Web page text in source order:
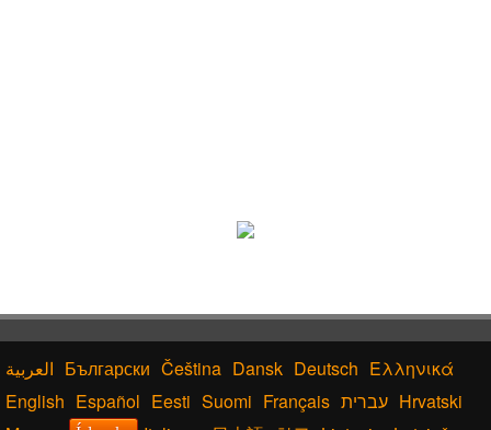
Български Čeština Dansk Deutsch Ελληνικά
English Español Eesti Suomi Français עברית Hrvatski